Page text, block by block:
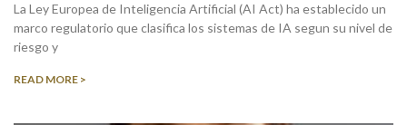
La Ley Europea de Inteligencia Artificial (AI Act) ha establecido un
marco regulatorio que clasifica los sistemas de IA segun su nivel de
riesgo y
READ MORE >